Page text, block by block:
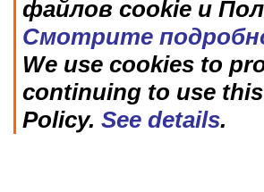
файлов cookie и
Смотрите
We use cookies to
continuing to use
Policy. See details.